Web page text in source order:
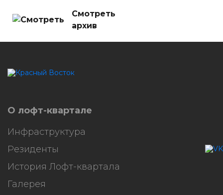
Смотреть
архив
О лофт-квартале
Инфраструктура
Резиденты
История Лофт-квартала
Галерея